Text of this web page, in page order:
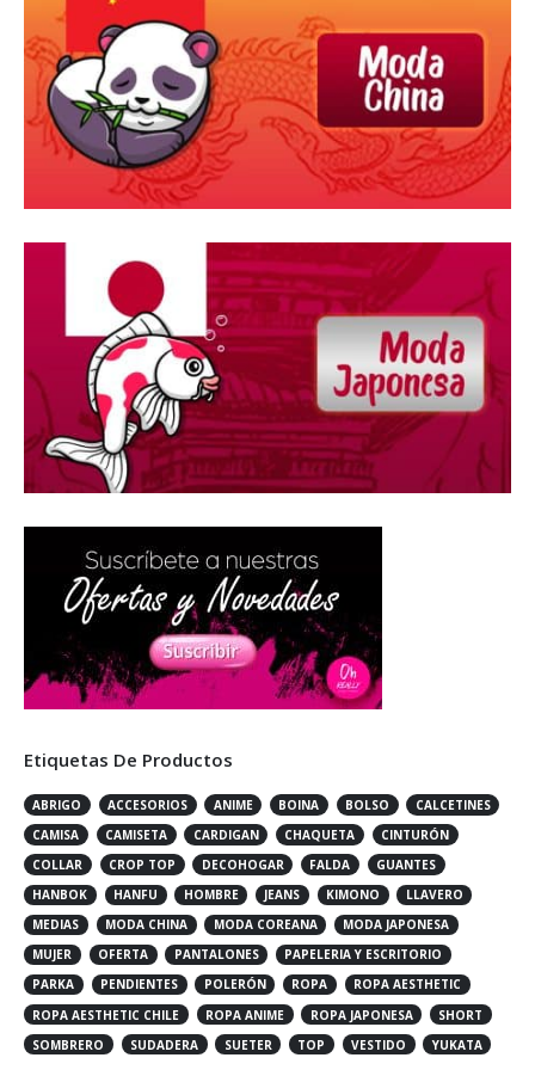
Etiquetas De Productos
ABRIGO ACCESORIOS ANIME BOINA BOLSO
CALCETINES
CAMISA
CAMISETA CARDIGAN CHAQUETA
CINTURÓN
COLLAR
CROP TOP DECOHOGAR FALDA
GUANTES
HANBOK
HANFU HOMBRE JEANS KIMONO
LLAVERO
MEDIAS
MODA CHINA MODA COREANA
MODA JAPONESA
MUJER
OFERTA PANTALONES
PAPELERIA Y ESCRITORIO
PARKA
PENDIENTES POLERÓN ROPA
ROPA AESTHETIC
ROPA AESTHETIC CHILE
ROPA ANIME ROPA JAPONESA
SHORT
SOMBRERO
SUDADERA SUETER TOP VESTIDO YUKATA